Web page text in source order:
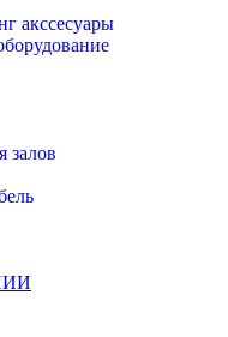
акссесуары
залов